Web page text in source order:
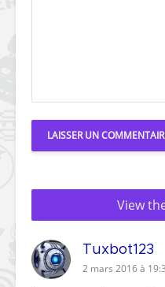
View
Tuxbot123
2 mars 2016 à